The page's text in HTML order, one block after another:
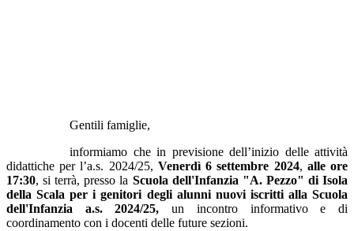
Gentili famiglie,
informiamo che in previsione dell’inizio delle attività
didattiche per l’a.s. 2024/25, Venerdì 6 settembre 2024, alle ore
17:30, si terrà, presso la Scuola dell'Infanzia "A. Pezzo" di Isola
della Scala per i genitori degli alunni nuovi iscritti alla Scuola
dell'Infanzia a.s. 2024/25, un incontro informativo e di
coordinamento con i docenti delle future sezioni.